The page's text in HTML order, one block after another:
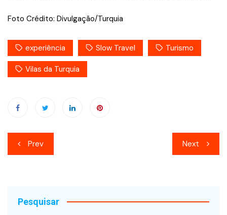
Foto Crédito: Divulgação/Turquia
experiência Slow Travel Turismo
Vilas da Turquia
Navegação
de
Prev Next
Pesquisar